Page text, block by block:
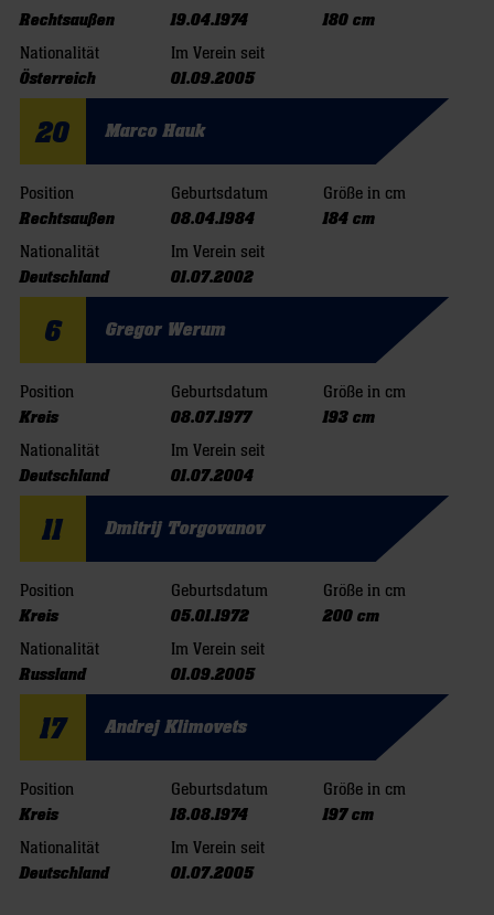
Rechtsaußen
19.04.1974
180 cm
Nationalität
Österreich
Im Verein seit
01.09.2005
20 Marco Hauk
Position
Rechtsaußen
Geburtsdatum
08.04.1984
Größe in cm
184 cm
Nationalität
Deutschland
Im Verein seit
01.07.2002
6 Gregor Werum
Position
Kreis
Geburtsdatum
08.07.1977
Größe in cm
193 cm
Nationalität
Deutschland
Im Verein seit
01.07.2004
11 Dmitrij Torgovanov
Position
Kreis
Geburtsdatum
05.01.1972
Größe in cm
200 cm
Nationalität
Russland
Im Verein seit
01.09.2005
17 Andrej Klimovets
Position
Kreis
Geburtsdatum
18.08.1974
Größe in cm
197 cm
Nationalität
Deutschland
Im Verein seit
01.07.2005